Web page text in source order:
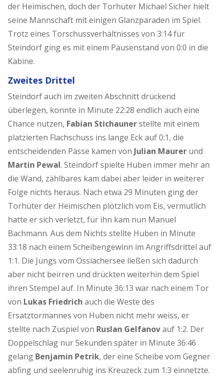
der Heimischen, doch der Torhüter Michael Sicher hielt
seine Mannschaft mit einigen Glanzparaden im Spiel.
Trotz eines Torschussverhältnisses von 3:14 für
Steindorf ging es mit einem Pausenstand von 0:0 in die
Kabine.
Zweites Drittel
Steindorf auch im zweiten Abschnitt drückend
überlegen, konnte in Minute 22:28 endlich auch eine
Chance nutzen, Fabian Stichaunerstellte mit einem
platzierten Flachschuss ins lange Eck auf 0:1, die
entscheidenden Pässe kamen von Julian Maurerund
Martin Pewal. Steindorf spielte Huben immer mehr an
die Wand, zählbares kam dabei aber leider in weiterer
Folge nichts heraus. Nach etwa 29 Minuten ging der
Torhüter der Heimischen plötzlich vom Eis, vermutlich
hatte er sich verletzt, für ihn kam nun Manuel
Bachmann. Aus dem Nichts stellte Huben in Minute
33:18 nach einem Scheibengewinn im Angriffsdrittel auf
1:1. Die Jungs vom Ossiachersee ließen sich dadurch
aber nicht beirren und drückten weiterhin dem Spiel
ihren Stempel auf. In Minute 36:13 war nach einem Tor
von Lukas Friedrich auch die Weste des
Ersatztormannes von Huben nicht mehr weiss, er
stellte nach Zuspiel von Ruslan Gelfanovauf 1:2. Der
Doppelschlag nur Sekunden später in Minute 36:46
gelang Benjamin Petrik, der eine Scheibe vom Gegner
abfing und seelenruhig ins Kreuzeck zum 1:3 einnetzte.